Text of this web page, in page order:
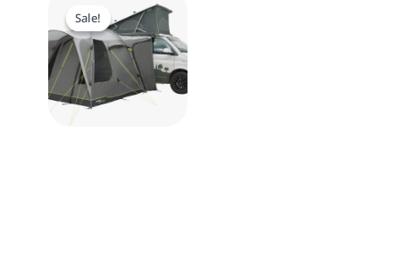
Sale!
Sale! war:
444,94 €
Preis
ist:
299,00 €.